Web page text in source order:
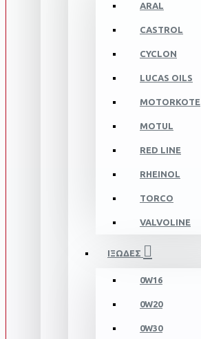
ARAL
CASTROL
CYCLON
LUCAS OILS
MOTORKOTE
MOTUL
RED LINE
RHEINOL
TORCO
VALVOLINE
ΙΞΩΔΕΣ
0W16
0W20
0W30